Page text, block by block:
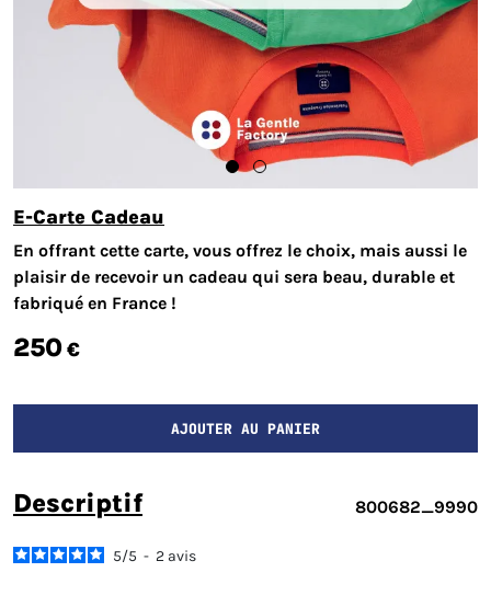
E-Carte Cadeau
En offrant cette carte, vous offrez le choix, mais aussi le
plaisir de recevoir un cadeau qui sera beau, durable et
fabriqué en France !
250€
AJOUTER AU PANIER
descriptif 800682_9990
5/5 - 2 avis